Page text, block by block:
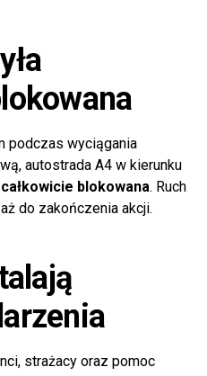
podczas wyciągania
autostrada A4 w kierunku
blokowana. Ruch
do zakończenia akcji.
strażacy oraz pomoc